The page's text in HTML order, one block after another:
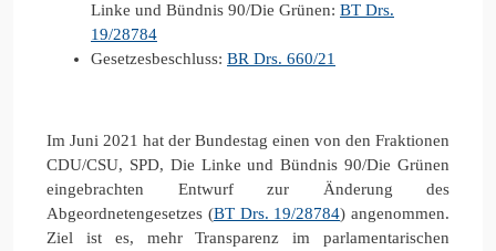
Linke und Bündnis 90/Die Grünen: BT Drs.
19/28784
Gesetzesbeschluss: BR Drs. 660/21
Im Juni 2021 hat der Bundestag einen von den Fraktionen
CDU/CSU, SPD, Die Linke und Bündnis 90/Die Grünen
eingebrachten Entwurf zur Änderung des
Abgeordnetengesetzes (BT Drs. 19/28784) angenommen.
Ziel ist es, mehr Transparenz im parlamentarischen